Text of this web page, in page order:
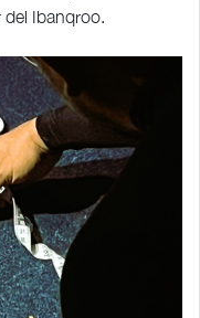
del Ibanqroo.